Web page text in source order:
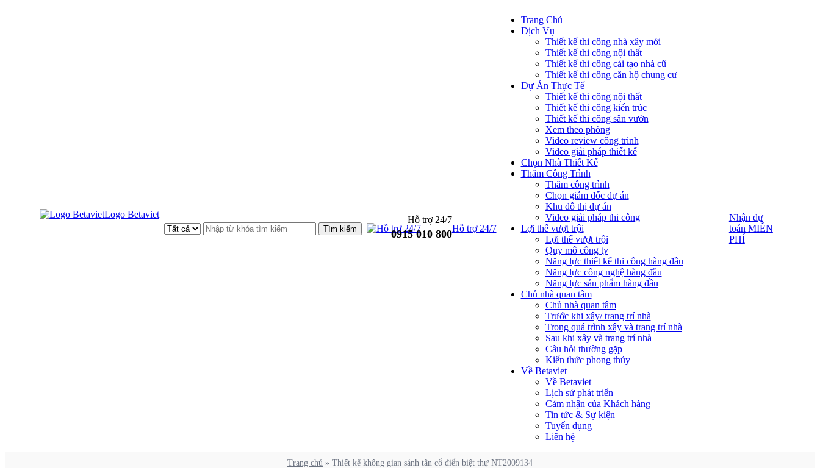
Logo Betaviet
Hỗ trợ 24/7
0915 010 800Hỗ trợ 24/7
Trang Chủ
Dịch Vụ
Thiết kế thi công nhà xây mới
Thiết kế thi công nội thất
Thiết kế thi công cải tạo nhà cũ
Thiết kế thi công căn hộ chung cư
Dự Án Thực Tế
Thiết kế thi công nội thất
Thiết kế thi công kiến trúc
Thiết kế thi công sân vườn
Xem theo phòng
Video review công trình
Video giải pháp thiết kế
Chọn Nhà Thiết Kế
Thăm Công Trình
Thăm công trình
Chọn giám đốc dự án
Khu đô thị dự án
Video giải pháp thi công
Lợi thế vượt trội
Lợi thế vượt trội
Quy mô công ty
Năng lực thiết kế thi công hàng đầu
Năng lực công nghệ hàng đầu
Năng lực sản phẩm hàng đầu
Chủ nhà quan tâm
Chủ nhà quan tâm
Trước khi xây/ trang trí nhà
Trong quá trình xây và trang trí nhà
Sau khi xây và trang trí nhà
Câu hỏi thường gặp
Kiến thức phong thủy
Về Betaviet
Về Betaviet
Lịch sử phát triển
Cảm nhận của Khách hàng
Tin tức & Sự kiện
Tuyển dụng
Liên hệ
Nhận dự
toán MIỄN
PHÍ
Trang chủ » Thiết kế không gian sảnh tân cổ điển biệt thự NT2009134